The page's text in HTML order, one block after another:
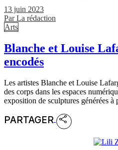
13 juin 2023
ParLa rédaction
Arts
Blanche et Louise
encodés
Les artistes Blanche et Louise
des corps dans les espaces
exposition de sculptures générées à
PARTAGER